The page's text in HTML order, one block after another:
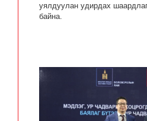
уялдуулан удирдах
байна.